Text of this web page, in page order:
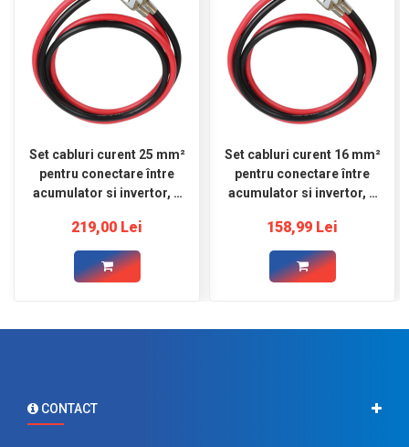
Set cabluri curent 25 mm²
pentru conectare între
acumulator si invertor, 2
ocheti Ø8
219,00 Lei
Set cabluri curent 16 mm²
pentru conectare între
acumulator si invertor, 2
conectori Ø8
158,99 Lei
CONTACT